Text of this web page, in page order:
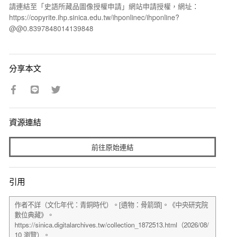
請連結至「史語所藏品圖像授權申請」網站申請授權，網址：
https://copyrite.ihp.sinica.edu.tw/ihponlinec/ihponline?
@@0.8397848014139848
分享本文
資源連結
前往原始連結
引用